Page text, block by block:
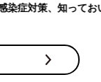
、知っておいて！